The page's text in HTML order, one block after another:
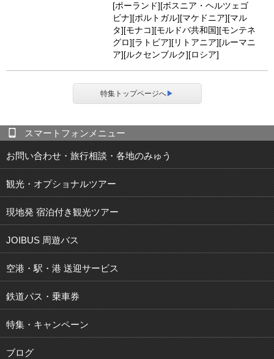
[ポーランド][ボスニア・ヘルツェゴ
ビナ][ポルトガル][マケドニア][マル
タ][モナコ][モルドバ共和国][モンテネ
グロ][ラトビア][リトアニア][ルーマニ
ア][ルクセンブルク][ロシア]
特集トップページへ▶
スマートフォンメニュー
お問い合わせ・旅行相談・各地のみゅう
観光・オプショナルツアー
現地発 宿泊付き観光ツアー
JOIBUS 周遊バス
空港・駅・港 送迎サービス
鉄道パス・乗車券
特集・キャンペーン
ブログ